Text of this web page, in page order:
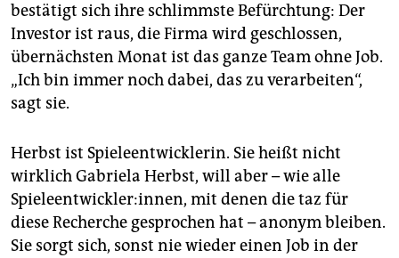
bestätigt sich ihre schlimmste Befürchtung: Der
Investor ist raus, die Firma wird geschlossen,
übernächsten Monat ist das ganze Team ohne Job.
„Ich bin immer noch dabei, das zu verarbeiten“,
sagt sie.
Herbst ist Spieleentwicklerin. Sie heißt nicht
wirklich Gabriela Herbst, will aber – wie alle
Spieleentwickler:innen, mit denen die taz für
diese Recherche gesprochen hat – anonym bleiben.
Sie sorgt sich, sonst nie wieder einen Job in der